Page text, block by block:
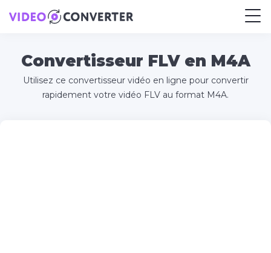
Convertisseur FLV en M4A
Utilisez ce convertisseur vidéo en ligne pour convertir
rapidement votre vidéo FLV au format M4A.